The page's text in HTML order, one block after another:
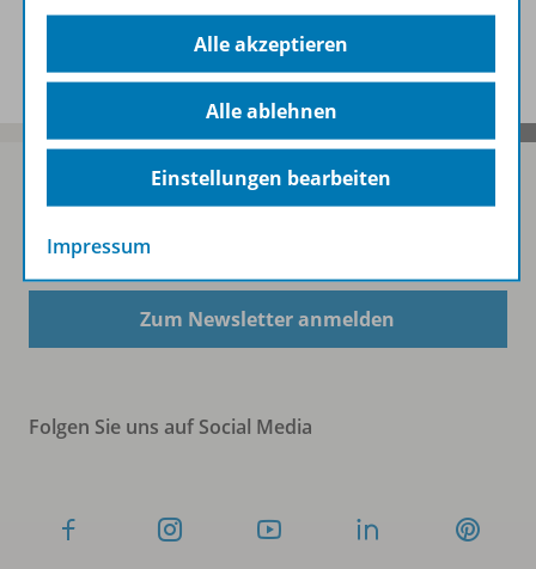
Benachrichtigungs-Service
Sofort profitieren
Zum Newsletter anmelden
Folgen Sie uns auf Social Media
Alle akzeptieren
Alle ablehnen
Einstellungen bearbeiten
Impressum